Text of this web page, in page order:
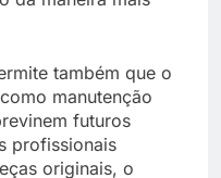
também que o
manutenção
futuros
profissionais
originais, o